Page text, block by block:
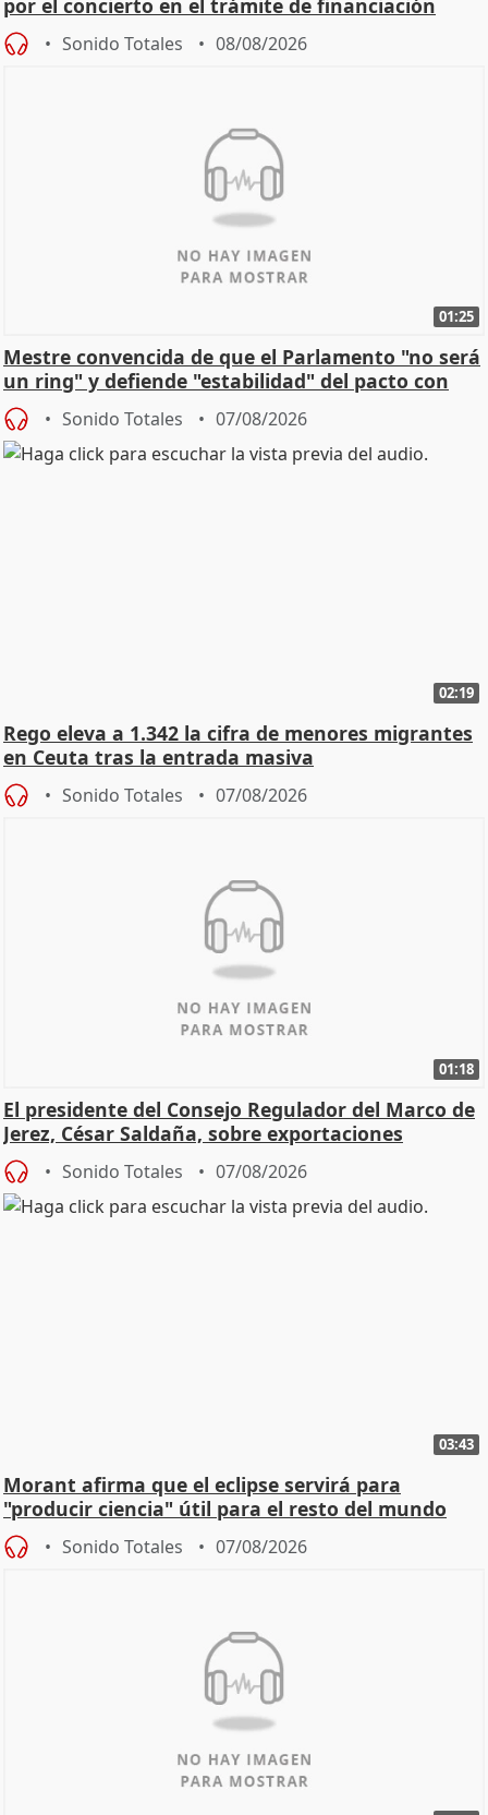
Sonido Totales 08/08/2026
01:25
Mestre convencida de que el Parlamento "no será
un ring" y defiende "estabilidad" del pacto con
Vox
Sonido Totales 07/08/2026
02:19
Rego eleva a 1.342 la cifra de menores migrantes
en Ceuta tras la entrada masiva
Sonido Totales 07/08/2026
01:18
El presidente del Consejo Regulador del Marco de
Jerez, César Saldaña, sobre exportaciones
Sonido Totales 07/08/2026
03:43
Morant afirma que el eclipse servirá para
"producir ciencia" útil para el resto del mundo
Sonido Totales 07/08/2026